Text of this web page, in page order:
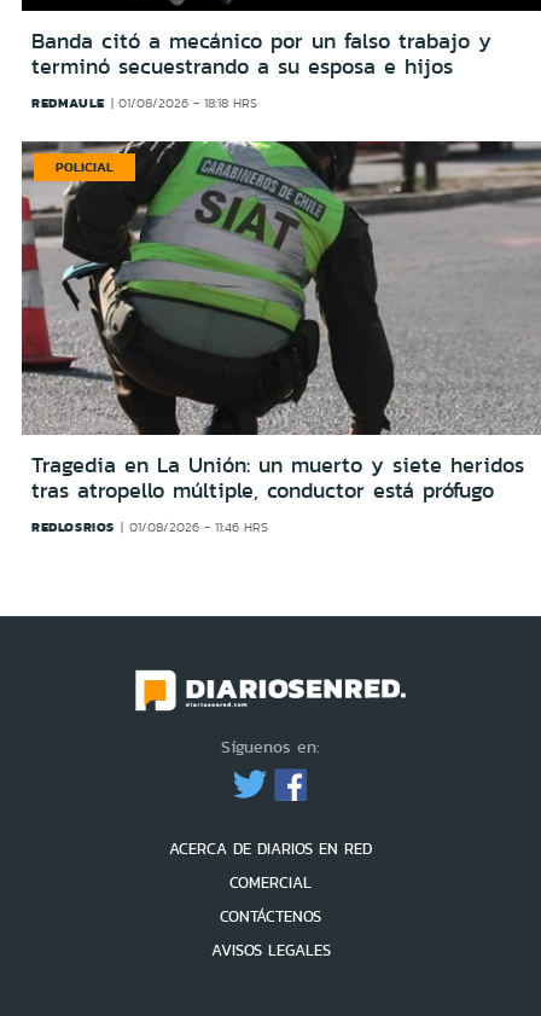
Banda citó a mecánico por un falso trabajo y
terminó secuestrando a su esposa e hijos
REDMAULE 01/08/2026 - 18:18 HRS
POLICIAL
Tragedia en La Unión: un muerto y siete heridos
tras atropello múltiple, conductor está prófugo
REDLOSRIOS 01/08/2026 - 11:46 HRS
Síguenos en:
ACERCA DE DIARIOS EN RED
COMERCIAL
CONTÁCTENOS
AVISOS LEGALES